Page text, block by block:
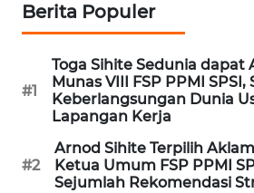
Berita Populer
#1
Toga Sihite Sedunia dapat
Munas VIII FSP PPMI SPSI,
Keberlangsungan Dunia
Lapangan Kerja
#2
Arnod Sihite Terpilih
Ketua Umum FSP PPMI
Sejumlah Rekomendasi
TAMBANG
NEWS
SITUNGIR
NEWS
SIDIKALANG
NEWS